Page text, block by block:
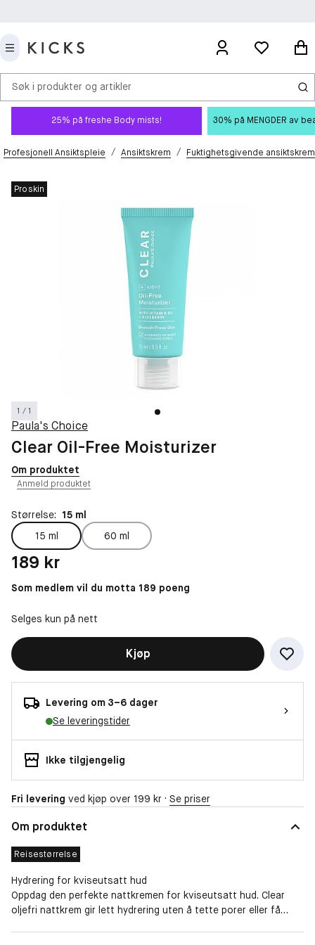
Søk i produkter og artikler
25% på freshe Body mists! 30% på MENGDER av
Profesjonell Ansiktspleie / Ansiktskrem / Fuktighetsgivende ansiktskrem
Proskin
1 / 1
Paula's Choice
Clear Oil-Free Moisturizer
Om produktet
Anmeld produktet
Størrelse: 15 ml
15 ml
60 ml
Pris: 189 kr
189 kr
Som medlem vil du motta 189 poeng
Selges kun på nett
Kjøp
Levering om 3–6 dager
Se leveringstider
Ikke tilgjengelig
Fri levering ved kjøp over 199 kr · Se priser
Om produktet
Reisestørrelse
Hydrering for kviseutsatt hud
Oppdag den perfekte nattkremen for kviseutsatt hud. Clear
oljefri nattkrem gir lett hydrering uten å tette porer eller få